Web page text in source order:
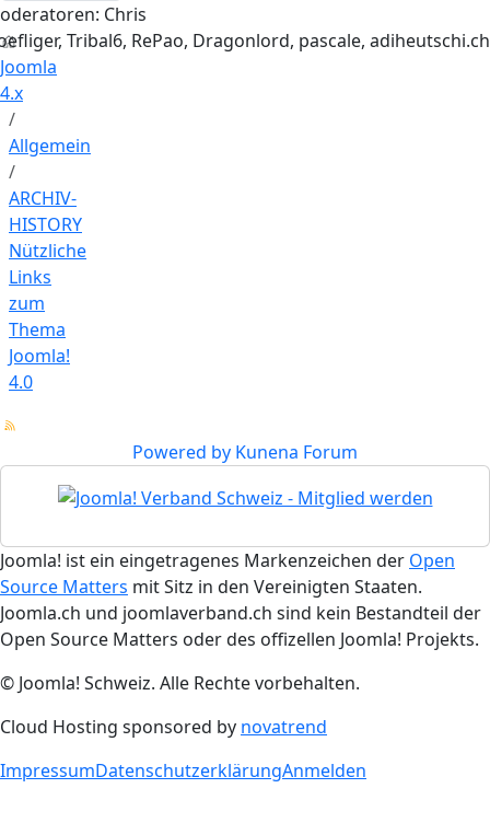
Chris
, Tribal6, RePao, Dragonlord, pascale, adiheutschi.ch
Joomla
4.x
Allgemein
ARCHIV-
HISTORY
Nützliche
Links
zum
Thema
Joomla!
4.0
Powered by Kunena Forum
Joomla! ist ein eingetragenes Markenzeichen der Open
Source Matters mit Sitz in den Vereinigten Staaten.
Joomla.ch und joomlaverband.ch sind kein Bestandteil der
Open Source Matters oder des offizellen Joomla! Projekts.
© Joomla! Schweiz. Alle Rechte vorbehalten.
Cloud Hosting sponsored by novatrend
ImpressumDatenschutzerklärungAnmelden